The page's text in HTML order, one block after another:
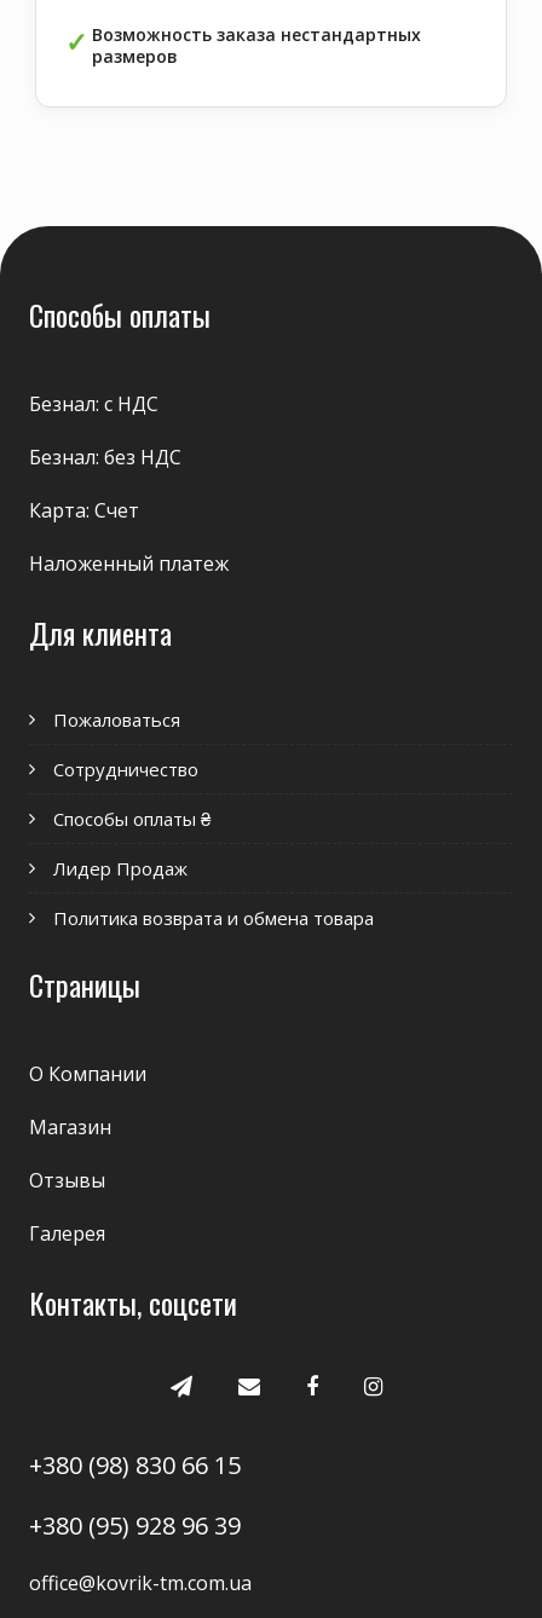
Возможность заказа нестандартных
размеров
Способы оплаты
Безнал: с НДС
Безнал: без НДС
Карта: Счет
Наложенный платеж
Для клиента
Пожаловаться
Сотрудничество
Способы оплаты ₴
Лидер Продаж
Политика возврата и обмена товара
Страницы
О Компании
Магазин
Отзывы
Галерея
Контакты, соцсети
+380 (98) 830 66 15
+380 (95) 928 96 39
office@kovrik-tm.com.ua